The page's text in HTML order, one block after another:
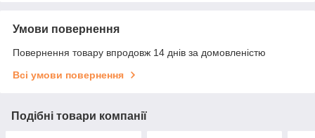
Умови повернення
Повернення товару впродовж 14 днів за домовленістю
Всі умови повернення
Подібні товари компанії